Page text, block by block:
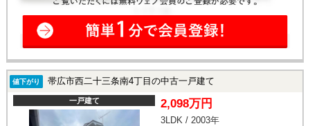
値下がり 帯広市西二十三条南4丁目の中古一戸建て
一戸建て 2,098万円
3LDK / 2003年